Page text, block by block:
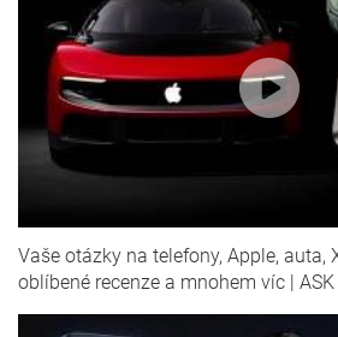
Vaše otázky na telefony, Apple, auta,
oblíbené recenze a mnohem víc | ASK